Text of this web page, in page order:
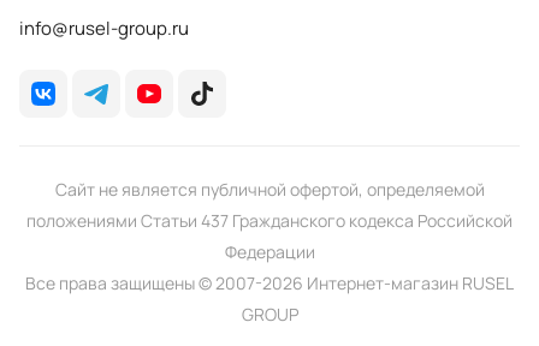
info@rusel-group.ru
Сайт не является публичной офертой, определяемой
положениями Статьи 437 Гражданского кодекса Российской
Федерации
Все права защищены © 2007-2026 Интернет-магазин RUSEL
GROUP